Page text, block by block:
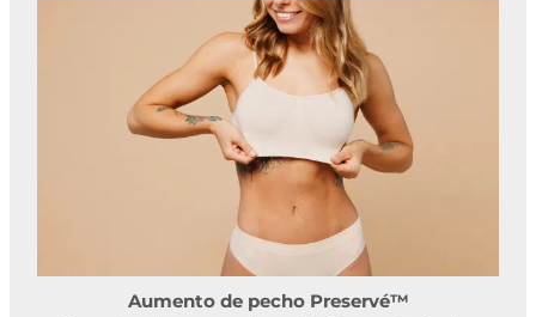
Aumento de pecho Preservé™